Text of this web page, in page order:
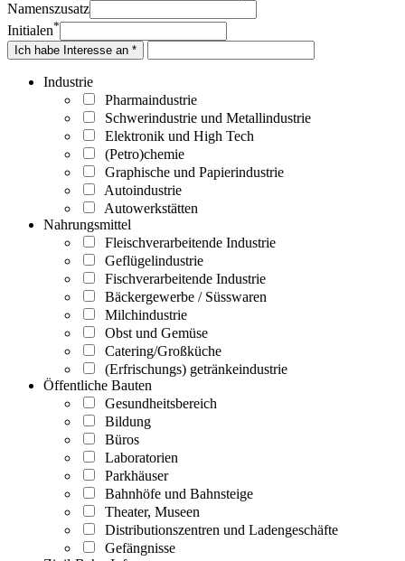
Namenszusatz
Initialen*
Ich habe Interesse an *
Industrie
Pharmaindustrie
Schwerindustrie und Metallindustrie
Elektronik und High Tech
(Petro)chemie
Graphische und Papierindustrie
Autoindustrie
Autowerkstätten
Nahrungsmittel
Fleischverarbeitende Industrie
Geflügelindustrie
Fischverarbeitende Industrie
Bäckergewerbe / Süsswaren
Milchindustrie
Obst und Gemüse
Catering/Großküche
(Erfrischungs) getränkeindustrie
Öffentliche Bauten
Gesundheitsbereich
Bildung
Büros
Laboratorien
Parkhäuser
Bahnhöfe und Bahnsteige
Theater, Museen
Distributionszentren und Ladengeschäfte
Gefängnisse